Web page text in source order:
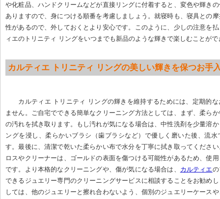
や化粧品、ハンドクリームなどが直接リングに付着すると、変色や輝き
ありますので、身につける順番を考慮しましょう。就寝時も、寝具との
性があるので、外しておくとより安心です。このように、少しの注意を
ィエのトリニティ リングをいつまでも新品のような輝きで楽しむことがで
カルティエ トリニティ リングの美しい輝きを保つお手
カルティエ トリニティ リングの輝きを維持するためには、定期的
ません。ご自宅でできる簡単なクリーニング方法としては、まず、柔ら
の汚れを拭き取ります。もし汚れが気になる場合は、中性洗剤を少量溶
ングを浸し、柔らかいブラシ（歯ブラシなど）で優しく磨いた後、流水
す。最後に、清潔で乾いた柔らかい布で水分を丁寧に拭き取ってくださ
ロスやクリーナーは、ゴールドの表面を傷つける可能性があるため、使
です。より本格的なクリーニングや、傷が気になる場合は、 カルティエ
できるジュエリー専門のクリーニングサービスに相談することをお勧め
しては、他のジュエリーと擦れ合わないよう、個別のジュエリーケース